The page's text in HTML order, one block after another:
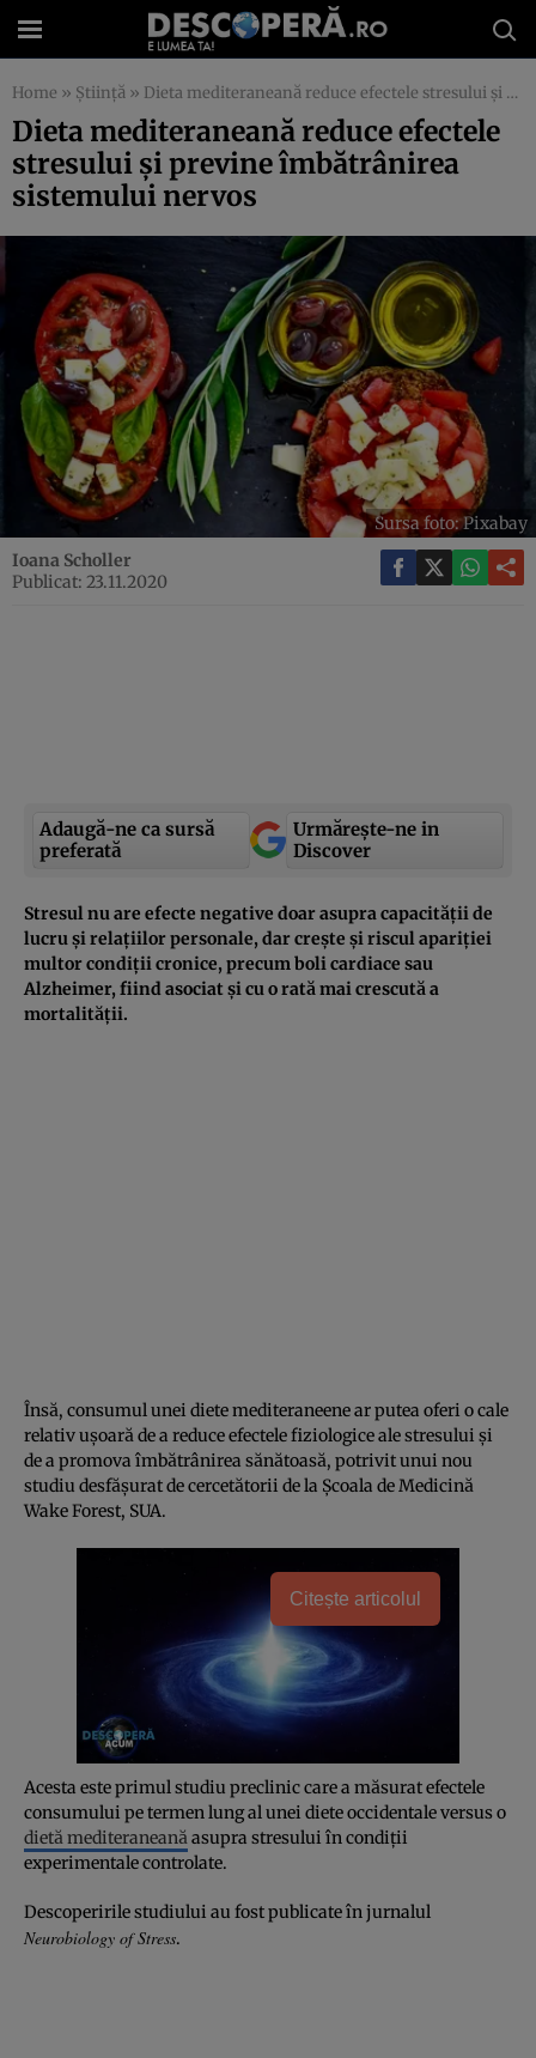
Home » Știință » Dieta mediteraneană reduce efectele stresului și previne îmbătrânirea sistemului nervos
Dieta mediteraneană reduce efectele
stresului și previne îmbătrânirea
sistemului nervos
Sursa foto: Pixabay
Ioana Scholler
Publicat: 23.11.2020
Adaugă-ne ca sursă
preferată
Urmărește-ne in
Discover
Stresul nu are efecte negative doar asupra capacității de
lucru și relațiilor personale, dar crește și riscul apariției
multor condiții cronice, precum boli cardiace sau
Alzheimer, fiind asociat și cu o rată mai crescută a
mortalității.
Însă, consumul unei diete mediteraneene ar putea oferi o cale
relativ ușoară de a reduce efectele fiziologice ale stresului și
de a promova îmbătrânirea sănătoasă, potrivit unui nou
studiu desfășurat de cercetătorii de la Școala de Medicină
Wake Forest, SUA.
Citește articolul
Acesta este primul studiu preclinic care a măsurat efectele
consumului pe termen lung al unei diete occidentale versus o
dietă mediteraneanăasupra stresului în condiții
experimentale controlate.
Descoperirile studiului au fost publicate în jurnalul
Neurobiology of Stress.